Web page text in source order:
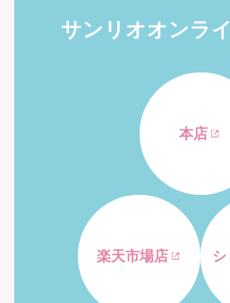
サンリオオンラ
本店
楽天市場店